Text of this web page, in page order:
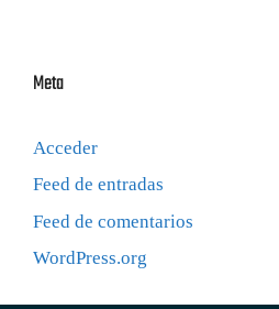
Meta
Acceder
Feed de entradas
Feed de comentarios
WordPress.org